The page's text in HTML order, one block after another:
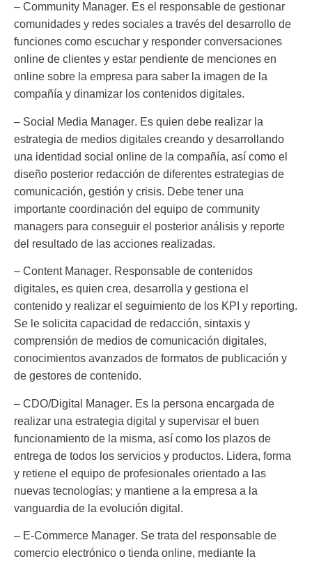
– Community Manager. Es el responsable de gestionar
comunidades y redes sociales a través del desarrollo de
funciones como escuchar y responder conversaciones
online de clientes y estar pendiente de menciones en
online sobre la empresa para saber la imagen de la
compañía y dinamizar los contenidos digitales.
– Social Media Manager. Es quien debe realizar la
estrategia de medios digitales creando y desarrollando
una identidad social online de la compañía, así como el
diseño posterior redacción de diferentes estrategias de
comunicación, gestión y crisis. Debe tener una
importante coordinación del equipo de community
managers para conseguir el posterior análisis y reporte
del resultado de las acciones realizadas.
– Content Manager. Responsable de contenidos
digitales, es quien crea, desarrolla y gestiona el
contenido y realizar el seguimiento de los KPI y reporting.
Se le solicita capacidad de redacción, sintaxis y
comprensión de medios de comunicación digitales,
conocimientos avanzados de formatos de publicación y
de gestores de contenido.
– CDO/Digital Manager. Es la persona encargada de
realizar una estrategia digital y supervisar el buen
funcionamiento de la misma, así como los plazos de
entrega de todos los servicios y productos. Lidera, forma
y retiene el equipo de profesionales orientado a las
nuevas tecnologías; y mantiene a la empresa a la
vanguardia de la evolución digital.
– E-Commerce Manager. Se trata del responsable de
comercio electrónico o tienda online, mediante la